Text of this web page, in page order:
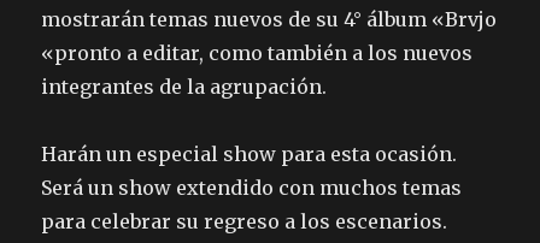
mostrarán temas nuevos de su 4° álbum «Brvjo
«pronto a editar, como también a los nuevos
integrantes de la agrupación.
Harán un especial show para esta ocasión.
Será un show extendido con muchos temas
para celebrar su regreso a los escenarios.